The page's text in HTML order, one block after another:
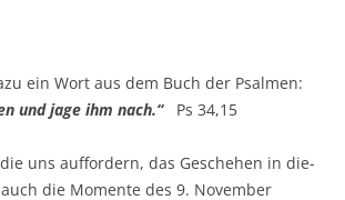
ein Wort aus dem Buch der Psalmen:
und jage ihm nach.“
Ps 34,15
uns auf­for­dern, das Gesche­hen in die­
die Momen­te des 9. Novem­ber